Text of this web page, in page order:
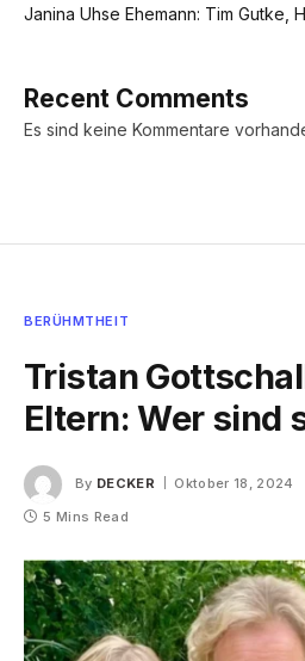
Janina Uhse Ehemann: Tim Gutke,
Recent Comments
Es sind keine Kommentare
BERÜHMTHEIT
Tristan
Eltern: Wer sind
By DECKER Oktober 18, 2024
5 Mins Read